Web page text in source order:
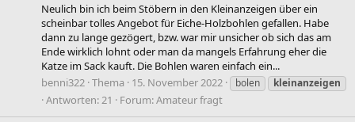
Neulich bin ich beim Stöbern in den Kleinanzeigen über ein
scheinbar tolles Angebot für Eiche-Holzbohlen gefallen. Habe
dann zu lange gezögert, bzw. war mir unsicher ob sich das am
Ende wirklich lohnt oder man da mangels Erfahrung eher die
Katze im Sack kauft. Die Bohlen waren einfach ein...
benni322 Thema 15. November 2022 bolen kleinanzeigen
Antworten: 21 Forum:Amateur fragt